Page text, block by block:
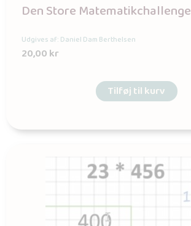
Den Store Matematikchallenge
Udgives af: Daniel Dam Berthelsen
20,00kr
Tilføj til kurv